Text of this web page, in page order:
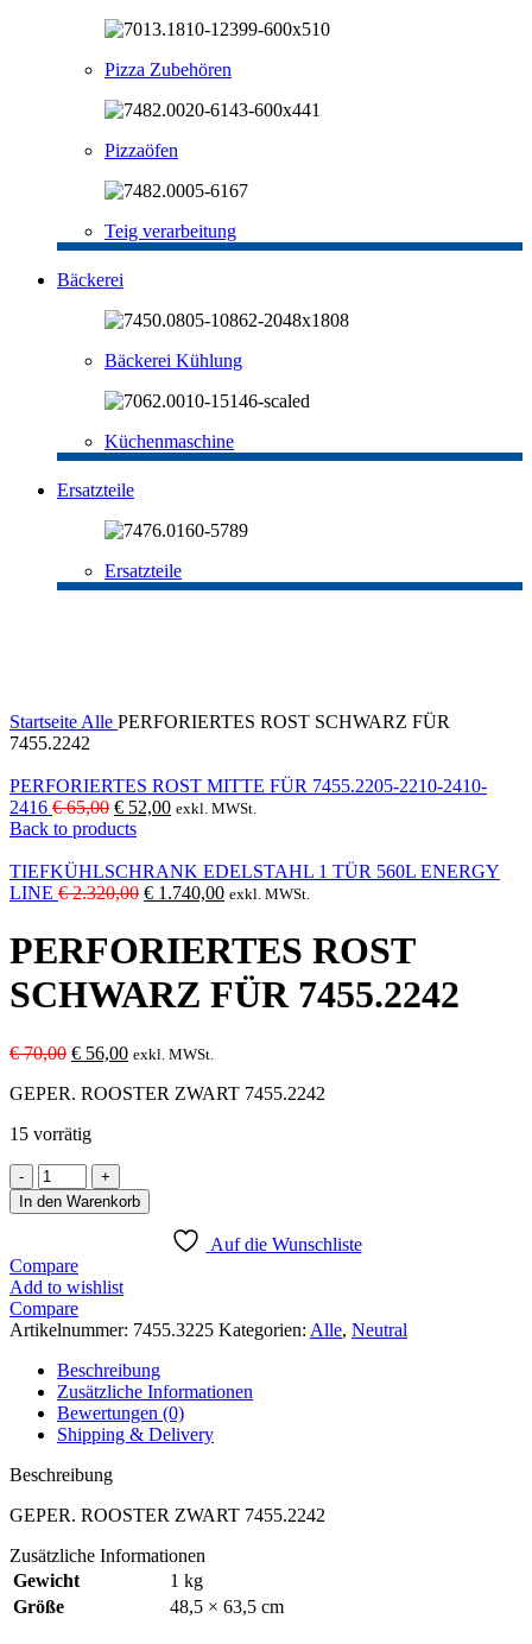
Pizza Zubehören
Pizzaöfen
Teig verarbeitung
Bäckerei
Bäckerei Kühlung
Küchenmaschine
Ersatzteile
Ersatzteile
Startseite Alle PERFORIERTES ROST SCHWARZ FÜR
7455.2242
PERFORIERTES ROST MITTE FÜR 7455.2205-2210-2410-
2416 €65,00 Ursprünglicher
Preis
€ 65,00
€ 52,00Aktueller
€ 52,00.
exkl. MWSt.
Back to products
TIEFKÜHLSCHRANK EDELSTAHL 1 TÜR 560L ENERGY
LINE €2.320,00 Ursprünglicher
war:
€ 2.320,00
€ 1.740,00Aktueller
ist:
€ 1.740,00.
exkl. MWSt.
PERFORIERTES ROST
SCHWARZ FÜR 7455.2242
€70,00 Ursprünglicher
war:
€ 56,00Aktueller
ist:
exkl. MWSt.
GEPER. ROOSTER ZWART 7455.2242
15 vorrätig
PERFORIERTES
ROST
SCHWARZ
7455.2242
Menge
In den Warenkorb
Auf die Wunschliste
Compare
Add to wishlist
Compare
Artikelnummer: 7455.3225 Kategorien: Alle, Neutral
Beschreibung
Zusätzliche Informationen
Bewertungen (0)
Shipping & Delivery
Beschreibung
GEPER. ROOSTER ZWART 7455.2242
Zusätzliche Informationen
Gewicht
1 kg
Größe
48,5 × 63,5 cm